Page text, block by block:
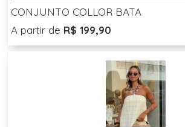
CONJUNTO COLLOR BATA
A partir de R$ 199,90